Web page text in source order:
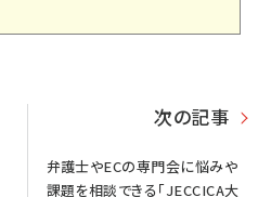
次の記事
弁護士やECの専門会に悩みや
課題を相談できる「JECCICA大